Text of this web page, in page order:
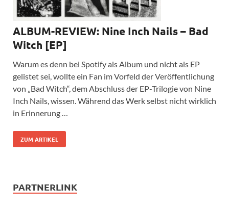
ALBUM-REVIEW: Nine Inch Nails – Bad
Witch [EP]
Warum es denn bei Spotify als Album und nicht als EP
gelistet sei, wollte ein Fan im Vorfeld der Veröffentlichung
von „Bad Witch“, dem Abschluss der EP-Trilogie von Nine
Inch Nails, wissen. Während das Werk selbst nicht wirklich
in Erinnerung …
ZUM ARTIKEL
PARTNERLINK